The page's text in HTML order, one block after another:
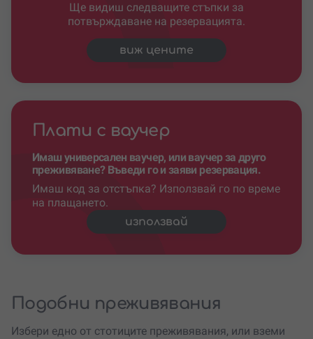
Ще видиш следващите стъпки за
потвърждаване на резервацията.
виж цените
Плати с ваучер
Имаш универсален ваучер, или ваучер за друго
преживяване? Въведи го и заяви резервация.
Имаш код за отстъпка? Използвай го по време
на плащането.
използвай
Подобни преживявания
Избери едно от стотиците преживявания, или вземи